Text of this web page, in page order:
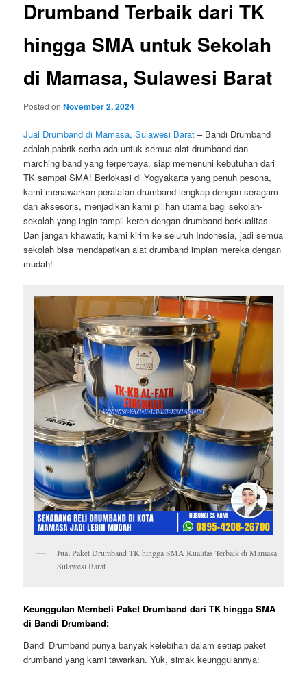
Drumband Terbaik dari TK
hingga SMA untuk Sekolah
di Mamasa, Sulawesi Barat
Posted onNovember 2, 2024
Jual Drumband di Mamasa, Sulawesi Barat – Bandi Drumband
adalah pabrik serba ada untuk semua alat drumband dan
marching band yang terpercaya, siap memenuhi kebutuhan dari
TK sampai SMA! Berlokasi di Yogyakarta yang penuh pesona,
kami menawarkan peralatan drumband lengkap dengan seragam
dan aksesoris, menjadikan kami pilihan utama bagi sekolah-
sekolah yang ingin tampil keren dengan drumband berkualitas.
Dan jangan khawatir, kami kirim ke seluruh Indonesia, jadi semua
sekolah bisa mendapatkan alat drumband impian mereka dengan
mudah!
Jual Paket Drumband TK hingga SMA Kualitas Terbaik di Mamasa
Sulawesi Barat
Keunggulan Membeli Paket Drumband dari TK hingga SMA
di Bandi Drumband:
Bandi Drumband punya banyak kelebihan dalam setiap paket
drumband yang kami tawarkan. Yuk, simak keunggulannya: